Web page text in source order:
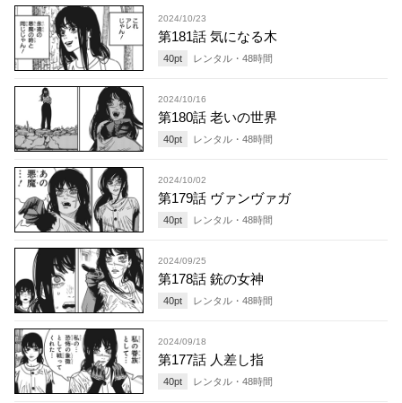
2024/10/23
第181話 気になる木
40pt レンタル・ 48時間
2024/10/16
第180話 老いの世界
40pt レンタル・ 48時間
2024/10/02
第179話 ヴァンヴァガ
40pt レンタル・ 48時間
2024/09/25
第178話 銃の女神
40pt レンタル・ 48時間
2024/09/18
第177話 人差し指
40pt レンタル・ 48時間